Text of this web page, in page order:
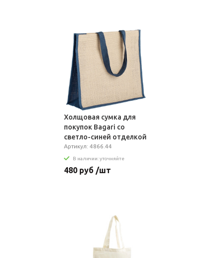
Холщовая сумка для
покупок Bagari со
светло-синей отделкой
Артикул: 4866.44
В наличии: уточняйте
480 руб /шт